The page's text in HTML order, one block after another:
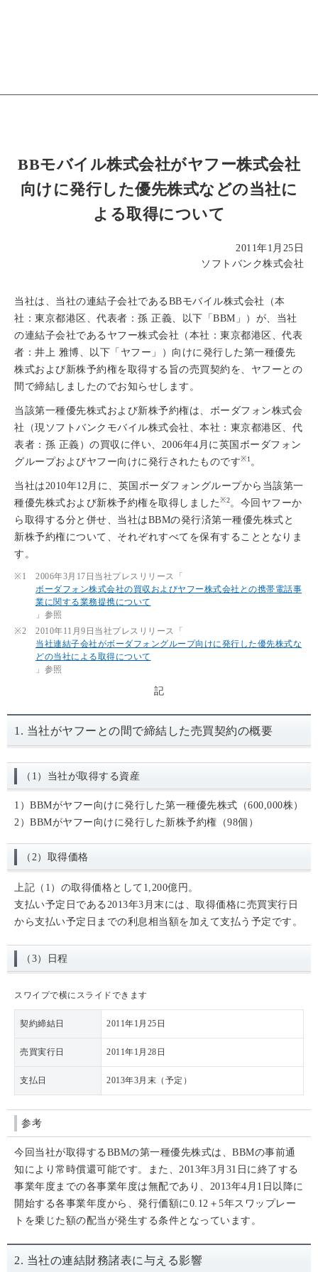
BBモバイル株式会社がヤフー株式会社
向けに発行した優先株式などの当社に
よる取得について
2011年1月25日
ソフトバンク株式会社
当社は、当社の連結子会社であるBBモバイル株式会社（本
社：東京都港区、代表者：孫 正義、以下「BBM」）が、当社
の連結子会社であるヤフー株式会社（本社：東京都港区、代表
者：井上 雅博、以下「ヤフー」）向けに発行した第一種優先
株式および新株予約権を取得する旨の売買契約を、ヤフーとの
間で締結しましたのでお知らせします。
当該第一種優先株式および新株予約権は、ボーダフォン株式会
社（現ソフトバンクモバイル株式会社、本社：東京都港区、代
表者：孫 正義）の買収に伴い、2006年4月に英国ボーダフォン
グループおよびヤフー向けに発行されたものです※1 。
当社は2010年12月に、英国ボーダフォングループから当該第一
種優先株式および新株予約権を取得しました※2。今回ヤフーか
ら取得する分と併せ、当社はBBMの発行済第一種優先株式と
新株予約権について、それぞれすべてを保有することとなりま
す。
※1
2006年3月17日当社プレスリリース「
ボーダフォン株式会社の買収およびヤフー株式会社との携帯電話事
業に関する業務提携について
」参照
※2
2010年11月9日当社プレスリリース「
当社連結子会社がボーダフォングループ向けに発行した優先株式な
どの当社による取得について
」参照
記
1. 当社がヤフーとの間で締結した売買契約の概要
（1）当社が取得する資産
1）BBMがヤフー向けに発行した第一種優先株式（600,000株）
2）BBMがヤフー向けに発行した新株予約権（98個）
（2）取得価格
上記（1）の取得価格として1,200億円。
支払い予定日である2013年3月末には、取得価格に売買実行日
から支払い予定日までの利息相当額を加えて支払う予定です。
（3）日程
スワイプで横にスライドできます
契約締結日 2011年1月25日
売買実行日 2011年1月28日
支払日 2013年3月末（予定）
参考
今回当社が取得するBBMの第一種優先株式は、BBMの事前通
知により常時償還可能です。また、2013年3月31日に終了する
事業年度までの各事業年度は無配であり、2013年4月1日以降に
開始する各事業年度から、発行価額に0.12＋5年スワップレー
トを乗じた額の配当が発生する条件となっています。
2. 当社の連結財務諸表に与える影響